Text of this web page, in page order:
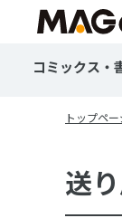
コミックス・
トップペー
送